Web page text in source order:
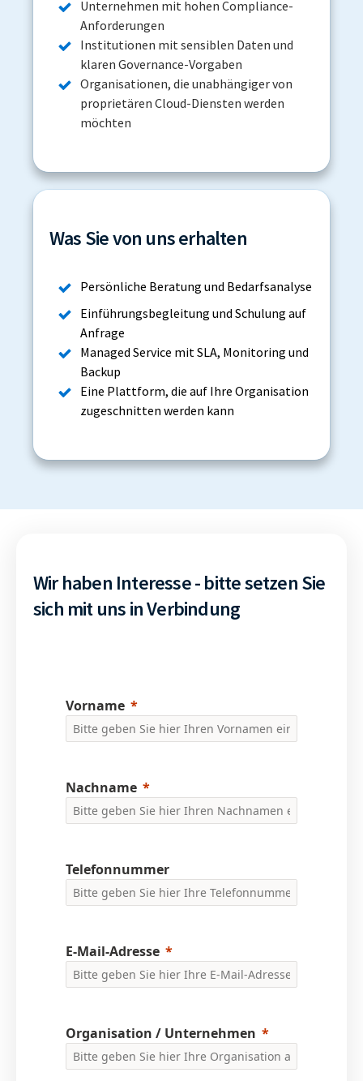
Unternehmen mit hohen Compliance-
Anforderungen
Institutionen mit sensiblen Daten und
klaren Governance-Vorgaben
Organisationen, die unabhängiger von
proprietären Cloud-Diensten werden
möchten
Was Sie von uns erhalten
Persönliche Beratung und Bedarfsanalyse
Einführungsbegleitung und Schulung auf
Anfrage
Managed Service mit SLA, Monitoring und
Backup
Eine Plattform, die auf Ihre Organisation
zugeschnitten werden kann
Wir haben Interesse - bitte setzen Sie
sich mit uns in Verbindung
Vorname
Nachname
Telefonnummer
E-Mail-Adresse
Organisation / Unternehmen